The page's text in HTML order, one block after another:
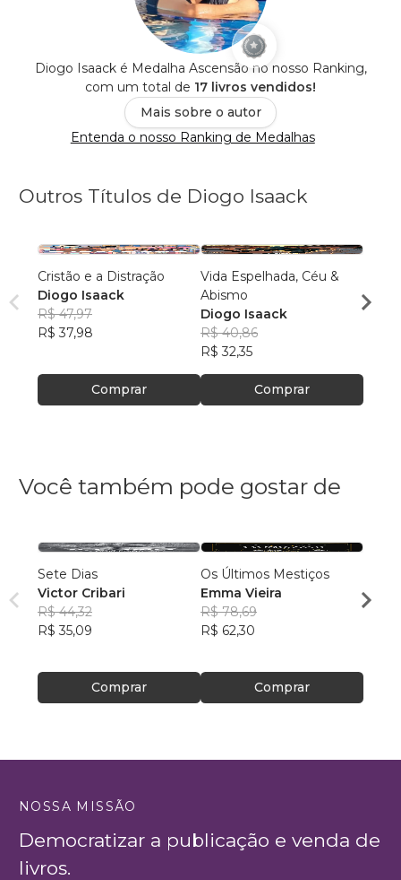
Diogo Isaack é Medalha Ascensão no nosso Ranking,
com um total de 17 livros vendidos!
Mais sobre o autor
Entenda o nosso Ranking de Medalhas
Outros Títulos de Diogo Isaack
Cristão e a Distração
Diogo Isaack
R$ 47,97
R$ 37,98
Comprar
Vida Espelhada, Céu &
Abismo
Diogo Isaack
R$ 40,86
R$ 32,35
Comprar
Você também pode gostar de
Sete Dias
Victor Cribari
R$ 44,32
R$ 35,09
Comprar
Os Últimos Mestiços
Emma Vieira
R$ 78,69
R$ 62,30
Comprar
R$
NOSSA MISSÃO
Democratizar a publicação e venda de
livros.